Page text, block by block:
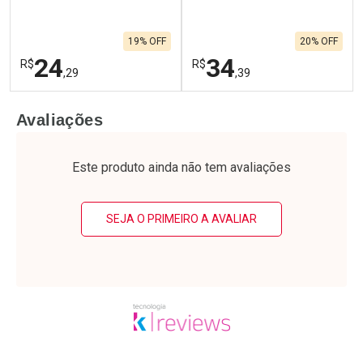
R$24,29
19% OFF
Laboratório
Por Menos
R$34,39
20% OFF
Laboratório
Por Menos
Avaliações
Este produto ainda não tem avaliações
SEJA O PRIMEIRO A AVALIAR